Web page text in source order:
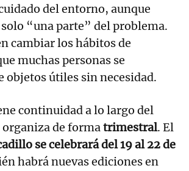
del entorno, aunque
“una parte” del problema.
cambiar los hábitos de
muchas personas se
objetos útiles sin necesidad.
continuidad a lo largo del
organiza de formatrimestral. El
se celebrará del 19 al 22 de
habrá nuevas ediciones en